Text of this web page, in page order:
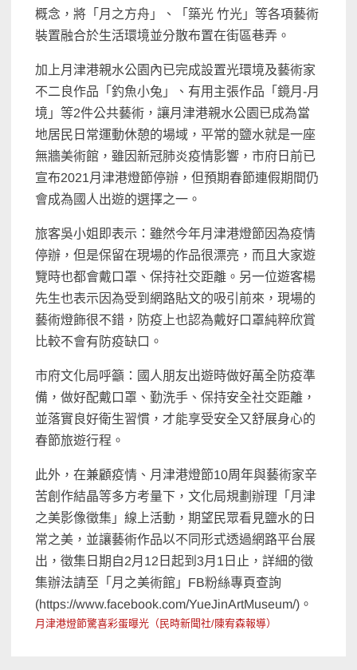
概念，將「月之方舟」、「築光 竹光」等各項藝術
裝置融合於生活環境並分散布置在街區巷弄。
加上月津港親水公園內已完成設置光環境及藝術家
不二良作品「釣魚小兔」、有用主張作品「鏡月-月
境」等2件公共藝術，讓月津港親水公園已成為當
地居民日常運動休憩的場域，平常的鹽水就是一座
無牆美術館，雖因新冠肺炎疫情影響，市府日前已
宣布2021月津港燈節停辦，但預期春節連假期間仍
會成為國人出遊的選擇之一。
旅客吳小姐即表示：雖然今年月津港燈節因為疫情
停辦，但是保留在現場的作品很漂亮，而且大家遊
覽時也都會戴口罩、保持社交距離。另一位遊客楊
先生也表示因為受到網路貼文的吸引前來，現場的
藝術燈飾很不錯，防疫上也認為戴好口罩純粹欣賞
比較不會有防疫缺口。
市府文化局呼籲：國人朋友出遊時做好萬全防疫準
備，做好配戴口罩、勤洗手、保持安全社交距離，
並落實良好衛生習慣，才能享受安全又舒展身心的
春節旅遊行程。
此外，在兼顧疫情、月津港燈節10周年與藝術家辛
苦創作結晶等多方考量下，文化局規劃辦理「月津
之美影像徵集」線上活動，期望民眾看見鹽水的日
常之美，並讓藝術作品以不同形式透過網路平台展
出，徵集日期自2月12日起到3月1日止，詳細的徵
集辦法請至「月之美術館」FB粉絲專頁查詢
(https://www.facebook.com/YueJinArtMuseum/)。
月津港燈節驚喜彩蛋曝光（民時新聞社/陳宥森報導）